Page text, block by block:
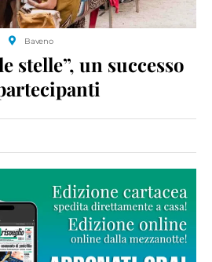
Baveno
stelle”, un successo